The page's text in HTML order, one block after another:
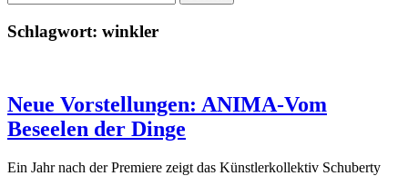
nach:
Schlagwort: winkler
Neue Vorstellungen: ANIMA-Vom
Beseelen der Dinge
Ein Jahr nach der Premiere zeigt das Künstlerkollektiv Schuberty